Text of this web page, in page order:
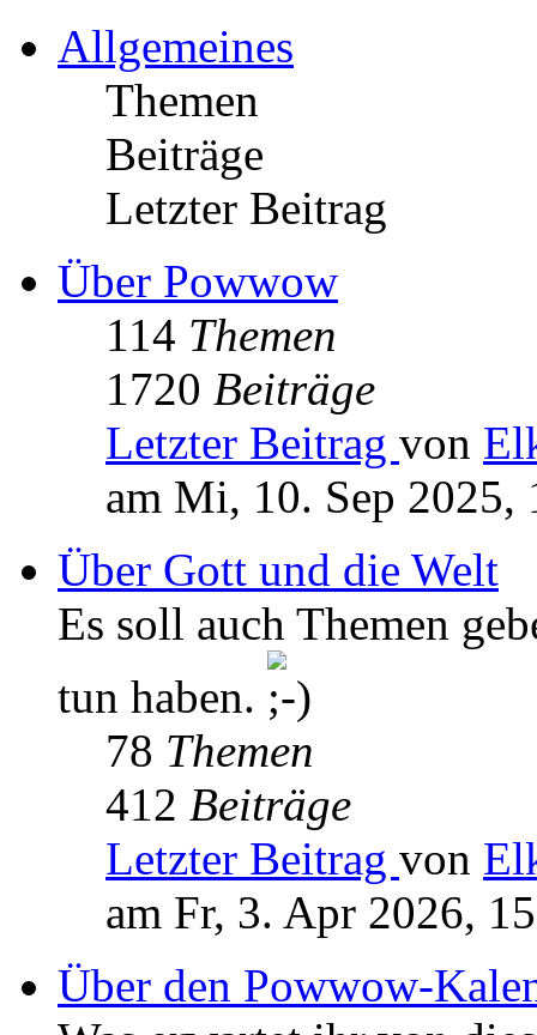
Allgemeines
Themen
Beiträge
Letzter Beitrag
Über Powwow
114 Themen
1720 Beiträge
Letzter Beitrag von
am Mi, 10. Sep 2025,
Über Gott und die Welt
Es soll auch Themen
tun haben.
78 Themen
412 Beiträge
Letzter Beitrag von
am Fr, 3. Apr 2026,
Über den Powwow-